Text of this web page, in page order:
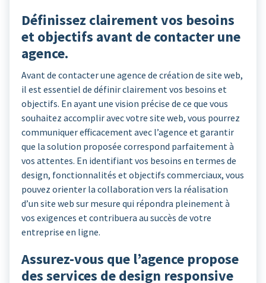
Définissez clairement vos besoins
et objectifs avant de contacter une
agence.
Avant de contacter une agence de création de site web,
il est essentiel de définir clairement vos besoins et
objectifs. En ayant une vision précise de ce que vous
souhaitez accomplir avec votre site web, vous pourrez
communiquer efficacement avec l’agence et garantir
que la solution proposée correspond parfaitement à
vos attentes. En identifiant vos besoins en termes de
design, fonctionnalités et objectifs commerciaux, vous
pouvez orienter la collaboration vers la réalisation
d’un site web sur mesure qui répondra pleinement à
vos exigences et contribuera au succès de votre
entreprise en ligne.
Assurez-vous que l’agence propose
des services de design responsive